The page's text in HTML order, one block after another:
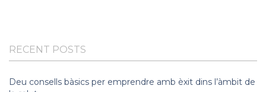
RECENT POSTS
Deu consells bàsics per emprendre amb èxit dins l’àmbit de